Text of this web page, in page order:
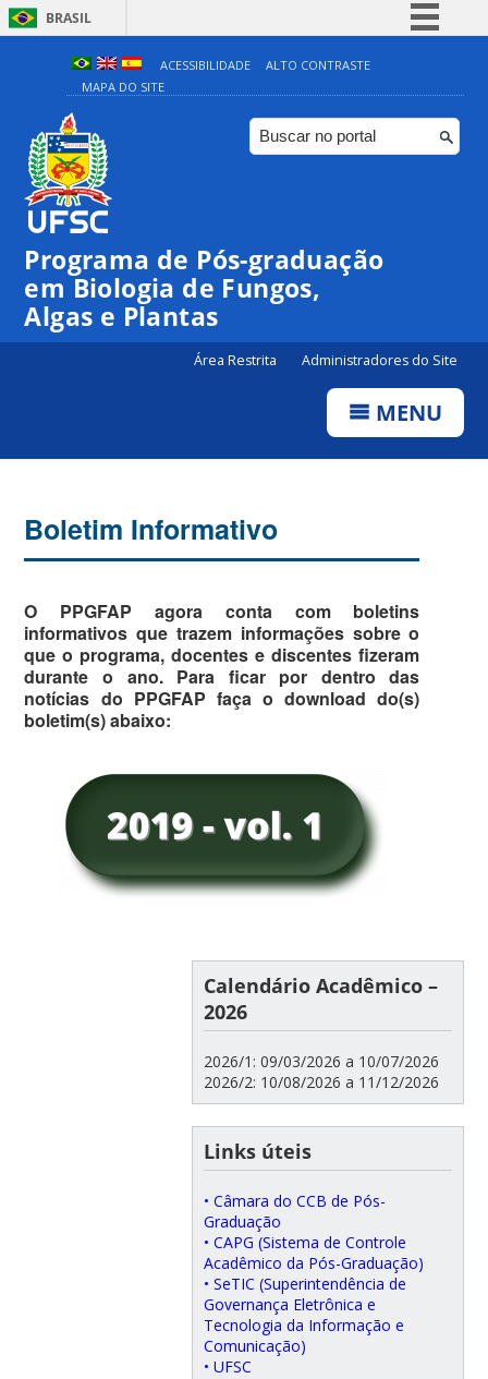
BRASIL
Simplifique!
Comunica BR
Participe
ACESSIBILIDADE
ALTO CONTRASTE
MAPA DO SITE
Programa de Pós-graduação
em Biologia de Fungos,
Algas e Plantas
Área Restrita Administradores do Site
MENU
Boletim Informativo
O PPGFAP agora conta com boletins
informativos que trazem informações sobre o
que o programa, docentes e discentes fizeram
durante o ano. Para ficar por dentro das
notícias do PPGFAP faça o download do(s)
boletim(s) abaixo:
Calendário Acadêmico –
2026
2026/1: 09/03/2026 a 10/07/2026
2026/2: 10/08/2026 a 11/12/2026
Links úteis
• Câmara do CCB de Pós-
Graduação
• CAPG (Sistema de Controle
Acadêmico da Pós-Graduação)
• SeTIC (Superintendência de
Governança Eletrônica e
Tecnologia da Informação e
Comunicação)
• UFSC